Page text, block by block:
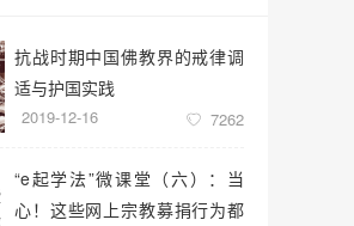
抗战时期中国佛教界的戒律调
适与护国实践
2019-12-16 7262
“e起学法”微课堂（六）：当
心！这些网上宗教募捐行为都